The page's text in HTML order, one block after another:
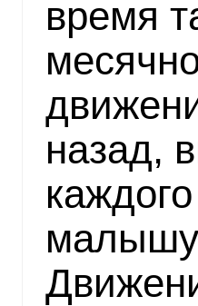
время
назад,
малышу